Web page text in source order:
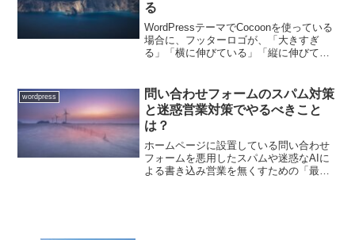
る
WordPressテーマでCocoonを使っている
場合に、フッターロゴが、「大きすぎ
る」「横に伸びている」「縦に伸びてい
します。フッターロゴサイズを修正する
手順以下の手...
wordpress
問い合わせフォームのスパム対策
と迷惑営業対策でやるべきこと
は？
ホームページに設置している問い合わせ
フォームを悪用したスパムや迷惑なAIに
よる書き込み営業を無くすための「最も